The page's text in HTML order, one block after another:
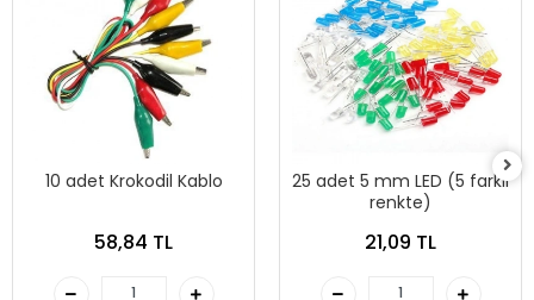
10 adet Krokodil Kablo
58,84 TL
25 adet 5 mm LED (5 farklı
renkte)
21,09 TL